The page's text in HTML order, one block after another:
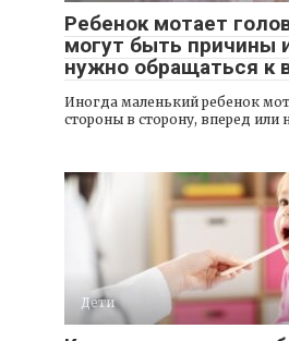
Ребенок мотает
могут быть причины
нужно обращаться к
Иногда маленький ребенок
стороны в сторону, вперед или
Дети